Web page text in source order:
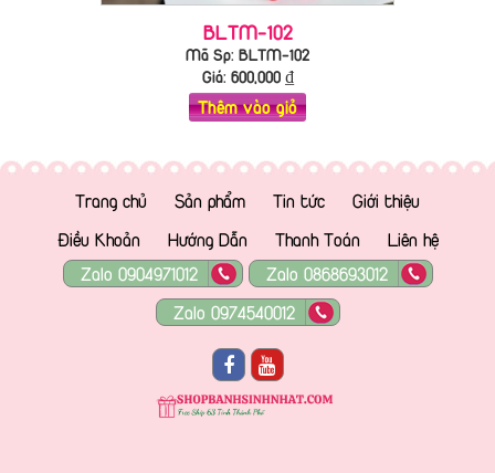
BLTM-102
Mã Sp: BLTM-102
Giá: 600,000₫
Thêm vào giỏ
Trang chủ Sản phẩm Tin tức
Giới thiệu
Điều Khoản
Hướng Dẫn Thanh Toán
Liên hệ
Zalo 0904971012
Zalo 0868693012
Zalo 0974540012